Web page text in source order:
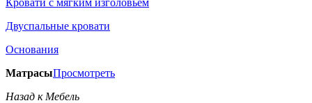
Кровати с мягким изголовьем
Двуспальные кровати
Основания
МатрасыПросмотреть
Назад к Мебель